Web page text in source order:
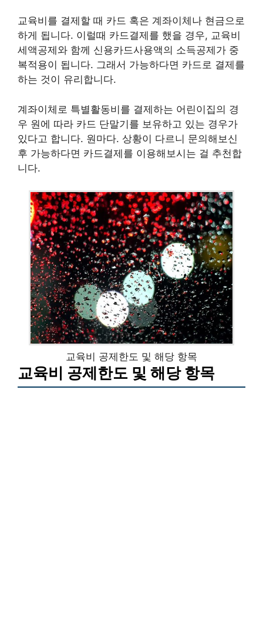
교육비를 결제할 때 카드 혹은 계좌이체나 현금으로
하게 됩니다. 이럴때 카드결제를 했을 경우, 교육비
세액공제와 함께 신용카드사용액의 소득공제가 중
복적용이 됩니다. 그래서 가능하다면 카드로 결제를
하는 것이 유리합니다.
계좌이체로 특별활동비를 결제하는 어린이집의 경
우 원에 따라 카드 단말기를 보유하고 있는 경우가
있다고 합니다. 원마다. 상황이 다르니 문의해보신
후 가능하다면 카드결제를 이용해보시는 걸 추천합
니다.
교육비 공제한도 및 해당 항목
교육비 공제한도 및 해당 항목